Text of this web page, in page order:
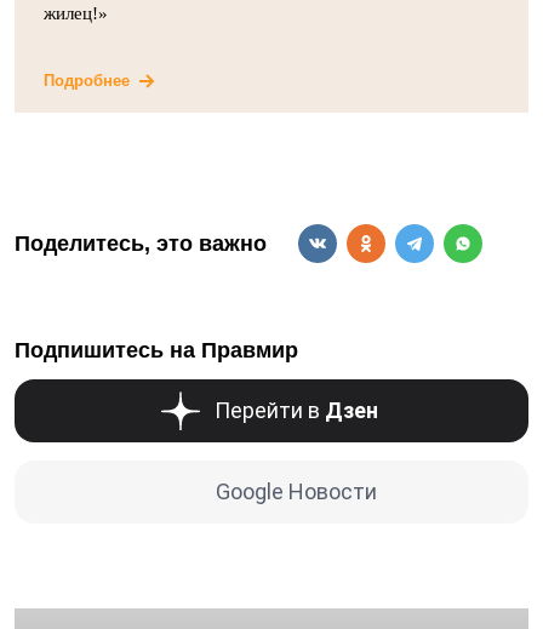
жилец!»
Подробнее
Поделитесь, это важно
Подпишитесь на Правмир
Перейти в Дзен
Google Новости